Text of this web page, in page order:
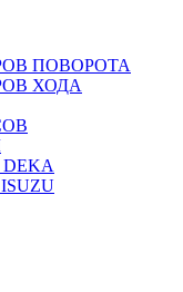
ПОВОРОТА
ХОДА